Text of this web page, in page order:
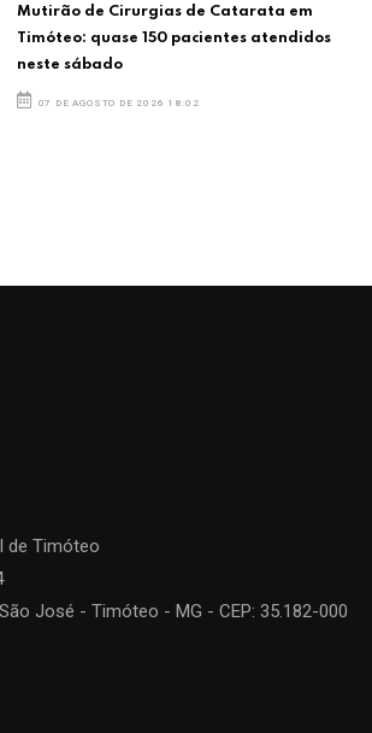
Mutirão de Cirurgias de Catarata em
Timóteo: quase 150 pacientes atendidos
neste sábado
07 DE AGOSTO DE 2026 18:02
de Timóteo
José - Timóteo - MG - CEP: 35.182-000